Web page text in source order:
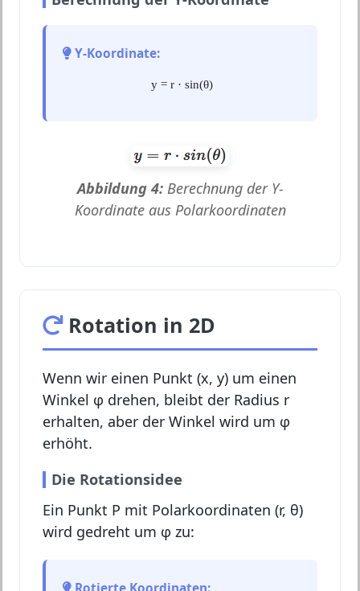
Y-Koordinate:
y = r · sin(θ)
Abbildung 4:Berechnung der Y-
Koordinate aus Polarkoordinaten
Rotation in 2D
Wenn wir einen Punkt (x, y) um einen
Winkel φ drehen, bleibt der Radius r
erhalten, aber der Winkel wird um φ
erhöht.
Die Rotationsidee
Ein Punkt P mit Polarkoordinaten (r, θ)
wird gedreht um φ zu: